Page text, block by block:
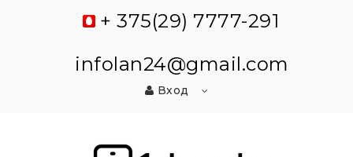
+ 375(29) 7777-291
infolan24@gmail.com
Вход